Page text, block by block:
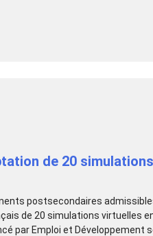
de 20
postsecondaires
de 20 simulations virtuelles
par Emploi et Développement